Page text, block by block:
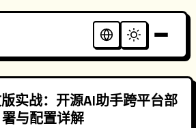
实战：开源AI助手跨平台部
署与配置详解